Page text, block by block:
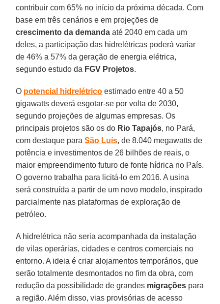
contribuir com 65% no início da próxima década. Com
base em três cenários e em projeções de
crescimento da demanda até 2040 em cada um
deles, a participação das hidrelétricas poderá variar
de 46% a 57% da geração de energia elétrica,
segundo estudo da FGV Projetos.
O potencial hidrelétrico estimado entre 40 a 50
gigawatts deverá esgotar-se por volta de 2030,
segundo projeções de algumas empresas. Os
principais projetos são os do Rio Tapajós, no Pará,
com destaque paraSão Luís, de 8.040 megawatts de
potência e investimentos de 26 bilhões de reais, o
maior empreendimento futuro de fonte hídrica no País.
O governo trabalha para licitá-lo em 2016. A usina
será construída a partir de um novo modelo, inspirado
parcialmente nas plataformas de exploração de
petróleo.
A hidrelétrica não seria acompanhada da instalação
de vilas operárias, cidades e centros comerciais no
entorno. A ideia é criar alojamentos temporários, que
serão totalmente desmontados no fim da obra, com
redução da possibilidade de grandes migrações para
a região. Além disso, vias provisórias de acesso